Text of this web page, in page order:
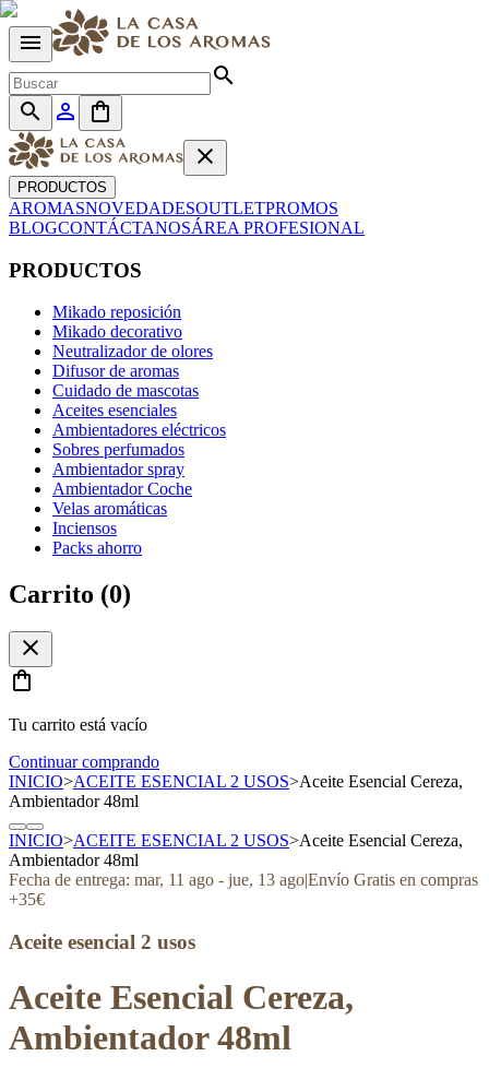
menu
search
search
person_outline
shopping_bag
close
PRODUCTOS
AROMASNOVEDADESOUTLETPROMOS
BLOGCONTÁCTANOSÁREA PROFESIONAL
PRODUCTOS
Mikado reposición
Mikado decorativo
Neutralizador de olores
Difusor de aromas
Cuidado de mascotas
Aceites esenciales
Ambientadores eléctricos
Sobres perfumados
Ambientador spray
Ambientador Coche
Velas aromáticas
Inciensos
Packs ahorro
Carrito (0)
close
shopping_bag
Tu carrito está vacío
Continuar comprando
INICIO>ACEITE ESENCIAL 2 USOS>Aceite Esencial Cereza,
Ambientador 48ml
INICIO>ACEITE ESENCIAL 2 USOS>Aceite Esencial Cereza,
Ambientador 48ml
Fecha de entrega: mar, 11 ago - jue, 13 ago|Envío Gratis en compras
+35€
Aceite esencial 2 usos
Aceite Esencial Cereza,
Ambientador 48ml